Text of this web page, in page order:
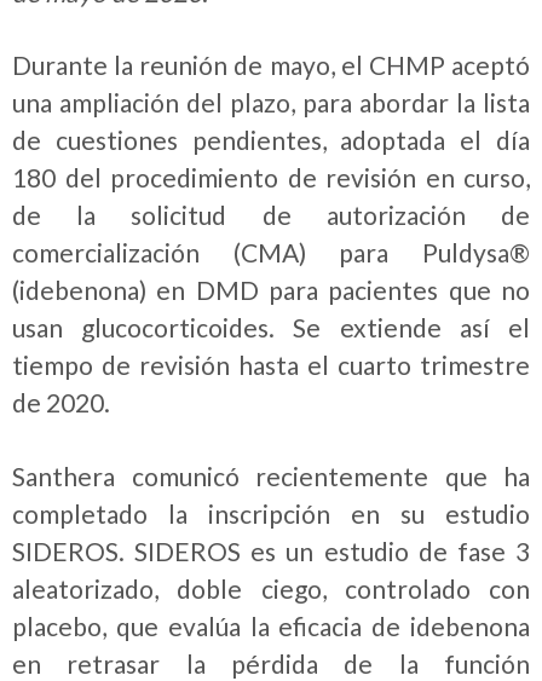
Durante la reunión de mayo, el CHMP aceptó
una ampliación del plazo, para abordar la lista
de cuestiones pendientes, adoptada el día
180 del procedimiento de revisión en curso,
de la solicitud de autorización de
comercialización (CMA) para Puldysa®
(idebenona) en DMD para pacientes que no
usan glucocorticoides. Se extiende así el
tiempo de revisión hasta el cuarto trimestre
de 2020.
Santhera comunicó recientemente que ha
completado la inscripción en su estudio
SIDEROS. SIDEROS es un estudio de fase 3
aleatorizado, doble ciego, controlado con
placebo, que evalúa la eficacia de idebenona
en retrasar la pérdida de la función